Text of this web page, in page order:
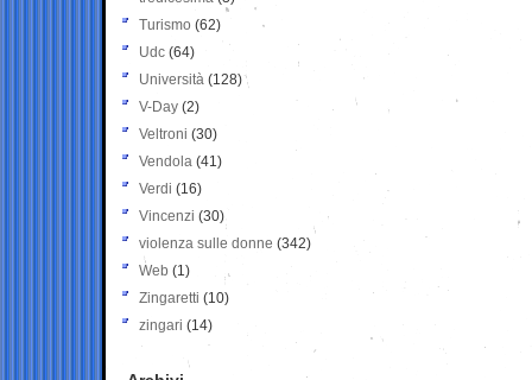
Turismo (62)
Udc (64)
Università (128)
V-Day (2)
Veltroni (30)
Vendola (41)
Verdi (16)
Vincenzi (30)
violenza sulle donne (342)
Web (1)
Zingaretti (10)
zingari (14)